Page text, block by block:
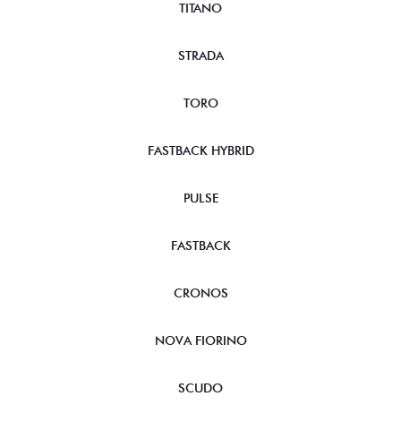
TITANO
STRADA
TORO
FASTBACK HYBRID
PULSE
FASTBACK
CRONOS
NOVA FIORINO
SCUDO